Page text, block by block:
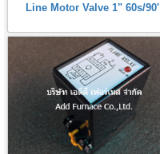
Line Motor Valve 1" 60s/90'